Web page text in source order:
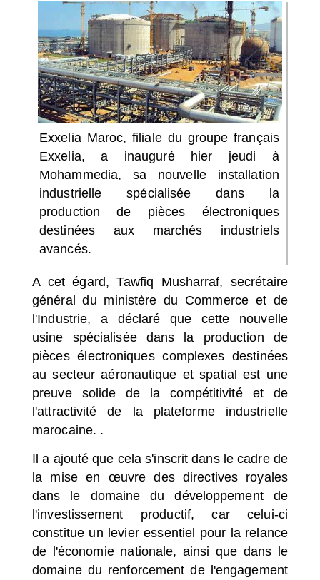
Exxelia Maroc, filiale du groupe français
Exxelia, a inauguré hier jeudi à
Mohammedia, sa nouvelle installation
industrielle spécialisée dans la
production de pièces électroniques
destinées aux marchés industriels
avancés.
A cet égard, Tawfiq Musharraf, secrétaire
général du ministère du Commerce et de
l'Industrie, a déclaré que cette nouvelle
usine spécialisée dans la production de
pièces électroniques complexes destinées
au secteur aéronautique et spatial est une
preuve solide de la compétitivité et de
l'attractivité de la plateforme industrielle
marocaine. .
Il a ajouté que cela s'inscrit dans le cadre de
la mise en œuvre des directives royales
dans le domaine du développement de
l'investissement productif, car celui-ci
constitue un levier essentiel pour la relance
de l'économie nationale, ainsi que dans le
domaine du renforcement de l'engagement